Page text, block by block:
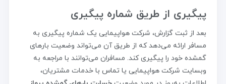
پیگیری از طریق شماره پیگیری
بعد از ثبت گزارش، شرکت هواپیمایی یک شماره پیگیری به
مسافر ارائه می‌دهد که از طریق آن می‌تواند وضعیت بارهای
گمشده خود را پیگیری کند. مسافران می‌توانند با مراجعه به
وبسایت شرکت هواپیمایی یا تماس با خدمات مشتریان،